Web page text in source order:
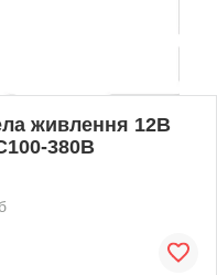
живлення 12В
380В